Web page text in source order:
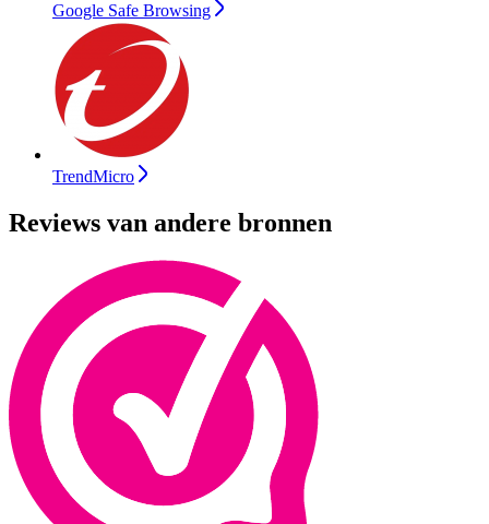
Google Safe Browsing
TrendMicro
Reviews van andere bronnen